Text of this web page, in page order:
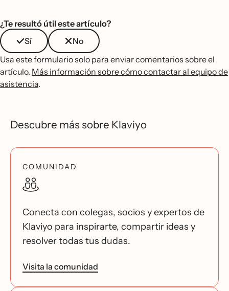
¿Te resultó útil este artículo?
Sí
No
Usa este formulario solo para enviar comentarios sobre el
artículo. Más información sobre cómo contactar al equipo de
asistencia.
Descubre más sobre Klaviyo
COMUNIDAD
Conecta con colegas, socios y expertos de
Klaviyo para inspirarte, compartir ideas y
resolver todas tus dudas.
Visita la comunidad